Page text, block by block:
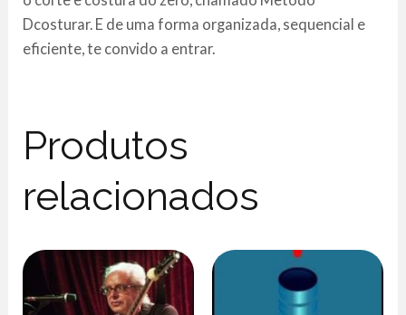
Dcosturar. E de uma forma organizada, sequencial e
eficiente, te convido a entrar.
Produtos
relacionados